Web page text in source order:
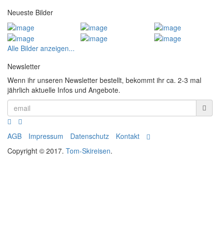
Neueste Bilder
Alle Bilder anzeigen...
Newsletter
Wenn ihr unseren Newsletter bestellt, bekommt ihr ca. 2-3 mal
jährlich aktuelle Infos und Angebote.
AGB Impressum Datenschutz
Kontakt
Copyright © 2017. Tom-Skireisen.